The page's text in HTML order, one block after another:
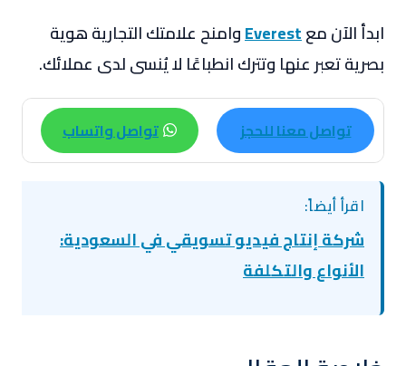
ابدأ الآن معEverestوامنح علامتك التجارية هوية
بصرية تعبر عنها وتترك انطباعًا لا يُنسى لدى عملائك.
تواصل معنا للحجز تواصل واتساب
اقرأ أيضاً:
شركة إنتاج فيديو تسويقي في السعودية:
الأنواع والتكلفة